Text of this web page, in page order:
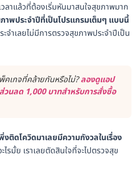
ลาแล้วที่ต้องเริ่มหันมาสนใจสุขภาพมาก
าพประจำปีที่เป็นโปรแกรมเต็มๆ แบบนี้
ะจำเลยไม่มีการตรวจสุขภาพประจำปีเป็น
คเกจที่คล้ายกันหรือไม่?ลองดูแอป
นลด 1,000 บาทสำหรับการสั่งซื้อ
พิ่งติดโควิดมาเลยมีความกังวลในเรื่อง
รมั้ย เราเลยตัดสินใจที่จะไปตรวจสุข